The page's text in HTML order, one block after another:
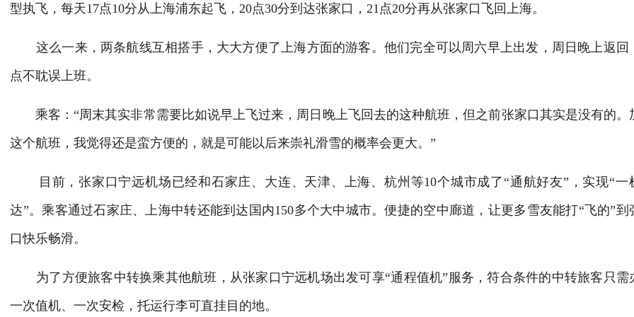
型执飞，每天17点10分从上海浦东起飞，20点30分到达张家口，21点20分再从张家口飞回上海。
这么一来，两条航线互相搭手，大大方便了上海方面的游客。他们完全可以周六早上出发，周日晚上返回
点不耽误上班。
乘客：“周末其实非常需要比如说早上飞过来，周日晚上飞回去的这种航班，但之前张家口其实是没有的。
这个航班，我觉得还是蛮方便的，就是可能以后来崇礼滑雪的概率会更大。”
目前，张家口宁远机场已经和石家庄、大连、天津、上海、杭州等10个城市成了“通航好友”，实现“一
达”。乘客通过石家庄、上海中转还能到达国内150多个大中城市。便捷的空中廊道，让更多雪友能打“飞的”到
口快乐畅滑。
为了方便旅客中转换乘其他航班，从张家口宁远机场出发可享“通程值机”服务，符合条件的中转旅客只需
一次值机、一次安检，托运行李可直挂目的地。